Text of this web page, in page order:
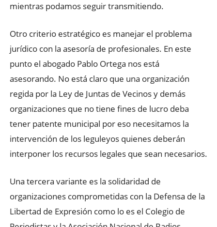
mientras podamos seguir transmitiendo.
Otro criterio estratégico es manejar el problema
jurídico con la asesoría de profesionales. En este
punto el abogado Pablo Ortega nos está
asesorando. No está claro que una organización
regida por la Ley de Juntas de Vecinos y demás
organizaciones que no tiene fines de lucro deba
tener patente municipal por eso necesitamos la
intervención de los leguleyos quienes deberán
interponer los recursos legales que sean necesarios.
Una tercera variante es la solidaridad de
organizaciones comprometidas con la Defensa de la
Libertad de Expresión como lo es el Colegio de